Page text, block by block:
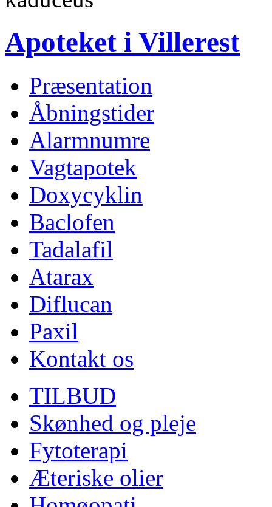
Apoteket i Villerest
Præsentation
Åbningstider
Alarmnumre
Vagtapotek
Doxycyklin
Baclofen
Tadalafil
Atarax
Diflucan
Paxil
Kontakt os
TILBUD
Skønhed og pleje
Fytoterapi
Æteriske olier